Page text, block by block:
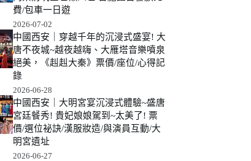
費/包車一日遊
2026-07-02
中國西安｜穿越千年的沉浸式盛宴! 大
唐不夜城~越夜越嗨、大雁塔音樂噴泉
絕美，《赳赳大秦》票價/座位/心得記
錄
2026-06-28
中國西安｜大明宮宴沉浸式體驗~盛唐
宮廷餐秀! 貴妃娘娘駕到~太美了! 票
價/選位祕訣/漢服妝造/與演員互動/大
明宮遺址
2026-06-27